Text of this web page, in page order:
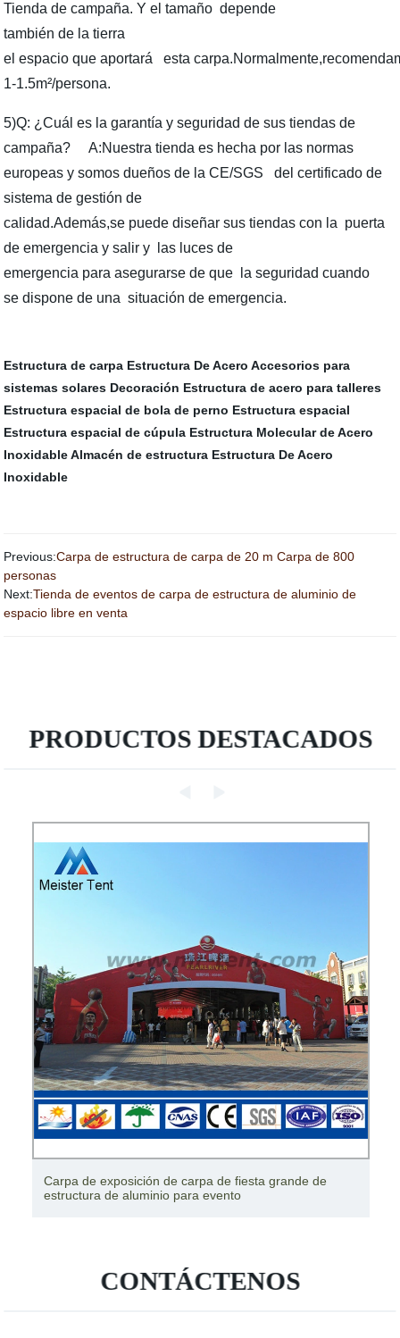
Tienda de campaña. Y el tamaño depende
también de la tierra
el espacio que aportará esta
1-1.5m²/persona.
5)Q: ¿Cuál es la garantía y seguridad de sus tiendas de
campaña? A:Nuestra tienda es hecha por las normas
europeas y somos dueños de la CE/SGS del certificado de
sistema de gestión de
calidad.Además,se puede diseñar sus tiendas con la puerta
de emergencia y salir y las luces de
emergencia para asegurarse de que la seguridad cuando
se dispone de una situación de emergencia.
Estructura de carpa Estructura De Acero Accesorios para
sistemas solares Decoración Estructura de acero para talleres
Estructura espacial de bola de perno Estructura espacial
Estructura espacial de cúpula Estructura Molecular de Acero
Inoxidable Almacén de estructura Estructura De Acero
Inoxidable
Previous:Carpa de estructura de carpa de 20 m Carpa de 800
personas
Next:Tienda de eventos de carpa de estructura de aluminio de
espacio libre en venta
PRODUCTOS DESTACADOS
Carpa para eventos con estructura de aluminio enorme
de 10000 plazas en venta
CONTÁCTENOS